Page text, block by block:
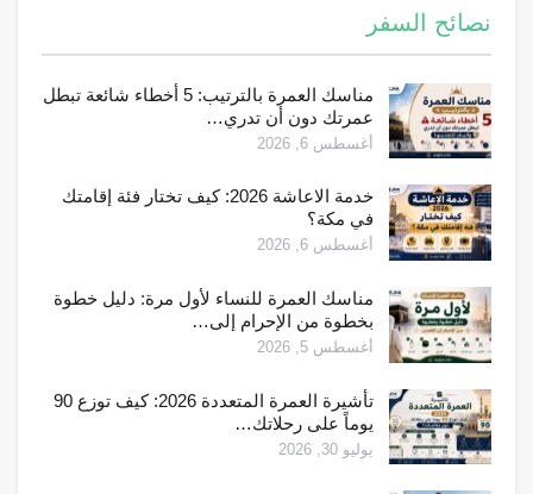
نصائح السفر
مناسك العمرة بالترتيب: 5 أخطاء شائعة تبطل
عمرتك دون أن تدري…
أغسطس 6, 2026
خدمة الاعاشة 2026: كيف تختار فئة إقامتك
في مكة؟
أغسطس 6, 2026
مناسك العمرة للنساء لأول مرة: دليل خطوة
بخطوة من الإحرام إلى…
أغسطس 5, 2026
تأشيرة العمرة المتعددة 2026: كيف توزع 90
يوماً على رحلاتك…
يوليو 30, 2026